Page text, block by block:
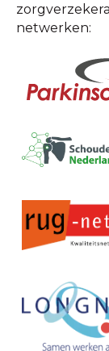
netwerken: